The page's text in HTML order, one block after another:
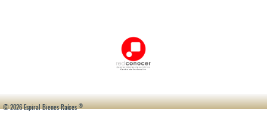
© 2026 Espiral Bienes Raíces®